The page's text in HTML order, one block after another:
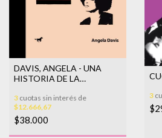
DAVIS, ANGELA - UNA
HISTORIA DE LA
ESCOG
3 cuotas sin interés de
$12.666,67
$38.000
3